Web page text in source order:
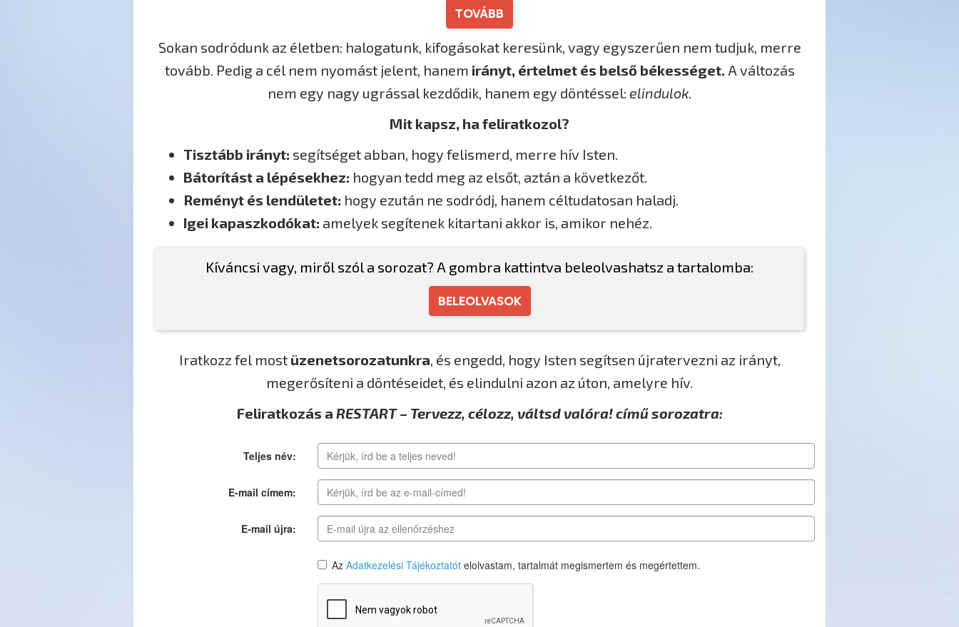
TOVÁBB
Sokan sodródunk az életben: halogatunk, kifogásokat keresünk, vagy egyszerűen nem tudjuk, merre
tovább. Pedig a cél nem nyomást jelent, hanem irányt, értelmet és belső békességet. A változás
nem egy nagy ugrással kezdődik, hanem egy döntéssel: elindulok.
Mit kapsz, ha feliratkozol?
Tisztább irányt: segítséget abban, hogy felismerd, merre hív Isten.
Bátorítást a lépésekhez: hogyan tedd meg az elsőt, aztán a következőt.
Reményt és lendületet: hogy ezután ne sodródj, hanem céltudatosan haladj.
Igei kapaszkodókat: amelyek segítenek kitartani akkor is, amikor nehéz.
Kíváncsi vagy, miről szól a sorozat? A gombra kattintva beleolvashatsz a tartalomba:
BELEOLVASOK
Iratkozz fel most üzenetsorozatunkra, és engedd, hogy Isten segítsen újratervezni az irányt,
megerősíteni a döntéseidet, és elindulni azon az úton, amelyre hív.
Feliratkozás a RESTART – Tervezz, célozz, váltsd valóra! című sorozatra:
Teljes név:
E-mail címem:
E-mail újra:
Az Adatkezelési Tájékoztatótelolvastam, tartalmát megismertem és megértettem.